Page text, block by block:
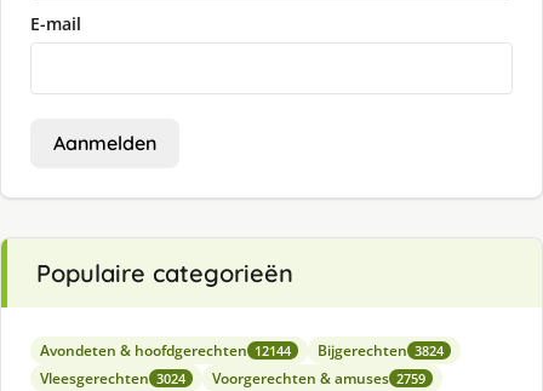
E-mail
Aanmelden
Populaire categorieën
Avondeten & hoofdgerechten 12144 Bijgerechten 3824
Vleesgerechten 3024 Voorgerechten & amuses 2759